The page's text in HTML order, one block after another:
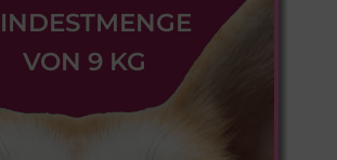
VON 9 KG